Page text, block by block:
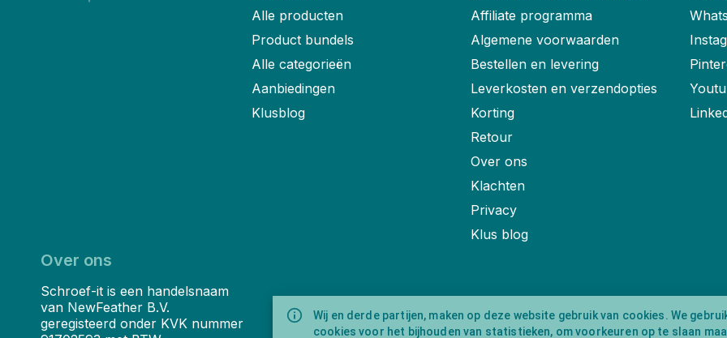
Wij en derde partijen, maken op deze website gebruik van cookies. We
cookies voor het bijhouden van statistieken, om voorkeuren op te slaan
Alle producten
Product bundels
Alle categorieën
Aanbiedingen
Klusblog
Affiliate programma
Algemene voorwaarden
Bestellen en levering
Leverkosten en verzendopties
Korting
Retour
Over ons
Klachten
Privacy
Klus blog
Over ons
Schroef-it is een handelsnaam
van NewFeather B.V.
geregisteerd onder KVK nummer